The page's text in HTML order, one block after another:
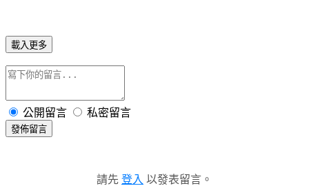
載入更多
公開留言 私密留言
發佈留言
請先 登入 以發表留言。